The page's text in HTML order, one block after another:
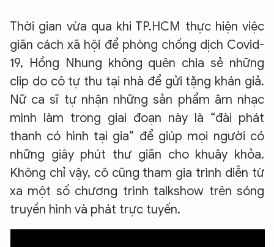
Thời gian vừa qua khi TP.HCM thực hiện việc
giãn cách xã hội để phòng chống dịch Covid-
19, Hồng Nhung không quên chia sẻ những
clip do cô tự thu tại nhà để gửi tặng khán giả.
Nữ ca sĩ tự nhận những sản phẩm âm nhạc
mình làm trong giai đoạn này là “đài phát
thanh có hình tại gia” để giúp mọi người có
những giây phút thư giãn cho khuây khỏa.
Không chỉ vậy, cô cũng tham gia trình diễn từ
xa một số chương trình talkshow trên sóng
truyền hình và phát trực tuyến.